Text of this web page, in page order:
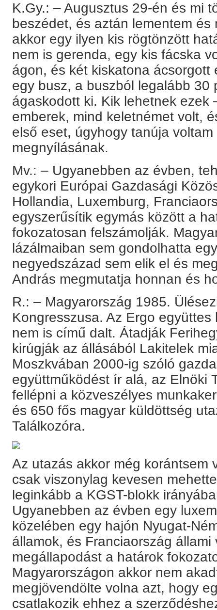
K.Gy.: – Augusztus 29-én és mi
beszédet, és aztán lementem és
akkor egy ilyen kis rögtönzött
nem is gerenda, egy kis fácska
ágon, és két kiskatona ácsorgott
egy busz, a buszból legalább 30
ágaskodott ki. Kik lehetnek ezek
emberek, mind keletnémet volt,
első eset, úgyhogy tanúja
megnyílásának.
Mv.: – Ugyanebben az évben,
egykori Európai Gazdasági
Hollandia, Luxemburg,
egyszerűsítik egymás között a
fokozatosan felszámolják.
lázálmaiban sem gondolhatta
negyedszázad sem elik el és
András megmutatja honnan és
R.: – Magyarország 1985.
Kongresszusa. Az Ergo
nem is című dalt. Átadják
kirúgják az állásából Lakitelek
Moszkvában 2000-ig szóló
együttműködést ír alá, az Elnöki
fellépni a közveszélyes
és 650 fős magyar küldöttség
Találkozóra.
Az utazás akkor még korántsem
csak viszonylag kevesen
leginkább a KGST-blokk
Ugyanebben az évben egy
közelében egy hajón Nyugat-
államok, és Franciaország
megállapodást a határok
Magyarországon akkor nem
megjövendölte volna azt, hogy
csatlakozik ehhez a